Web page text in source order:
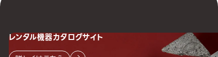
レンタル機器カタログサイト